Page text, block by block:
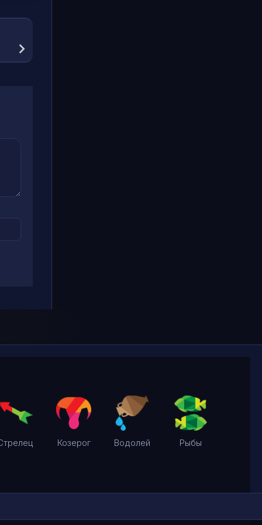
Козерог Водолей Рыбы